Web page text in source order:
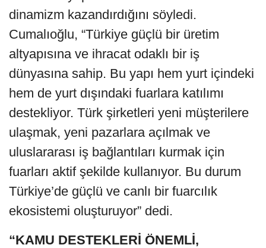
dinamizm kazandırdığını söyledi.
Cumalıoğlu, “Türkiye güçlü bir üretim
altyapısına ve ihracat odaklı bir iş
dünyasına sahip. Bu yapı hem yurt içindeki
hem de yurt dışındaki fuarlara katılımı
destekliyor. Türk şirketleri yeni müşterilere
ulaşmak, yeni pazarlara açılmak ve
uluslararası iş bağlantıları kurmak için
fuarları aktif şekilde kullanıyor. Bu durum
Türkiye’de güçlü ve canlı bir fuarcılık
ekosistemi oluşturuyor” dedi.
“KAMU DESTEKLERİ ÖNEMLİ,